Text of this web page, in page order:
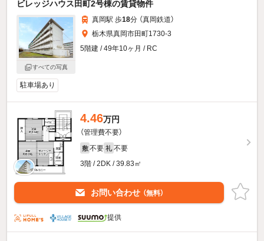
ビレッジハウス田町2号棟の賃貸物件
すべての写真
真岡駅 歩18分 （真岡鉄道）
栃木県真岡市田町1730-3
5階建 / 49年10ヶ月 / RC
駐車場あり
4.46万円
（管理費不要）
敷 不要 礼 不要
3階 / 2DK / 39.83㎡
お問い合わせ （無料）
提供